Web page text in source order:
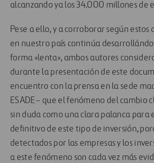
alcanzando ya los 34.000 millones de
Pese a ello, y a corroborar según estos
en nuestro país continúa
forma «lenta», ambos autores
durante la presentación de este
encuentro con la prensa en la sede
ESADE– que el fenómeno del cambio
sin duda como una clara palanca para
definitivo de este tipo de inversión,
detectados por las empresas y los
a este fenómeno son cada vez más